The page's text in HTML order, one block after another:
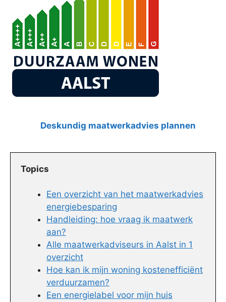
Deskundig maatwerkadvies plannen
Topics
Een overzicht van het maatwerkadvies
energiebesparing
Handleiding: hoe vraag ik maatwerk
aan?
Alle maatwerkadviseurs in Aalst in 1
overzicht
Hoe kan ik mijn woning kostenefficiënt
verduurzamen?
Een energielabel voor mijn huis